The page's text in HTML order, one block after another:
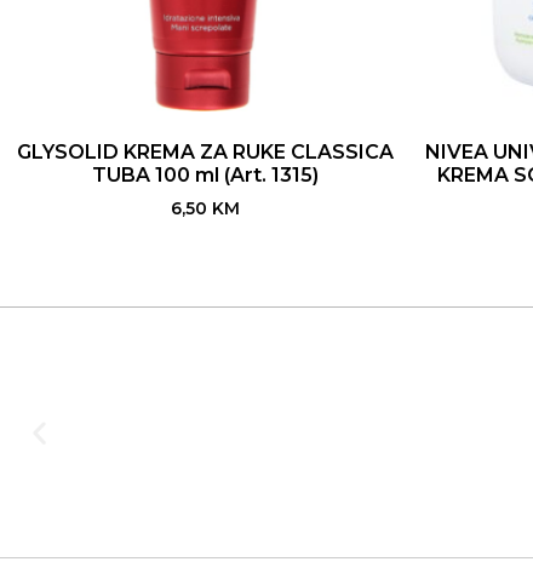
GLYSOLID KREMA ZA RUKE CLASSICA
TUBA 100 ml (Art. 1315)
6,50 KM
NIVEA
KREMA